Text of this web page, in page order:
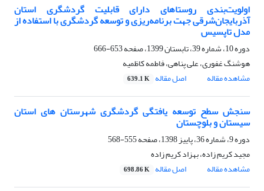
اولویت‌بندی روستاهای دارای قابلیت گردشگری استان
آذربایجان‌شرقی جهت برنامه‌ریزی و توسعه گردشگری با استفاده از
مدل تاپسیس
دوره 10، شماره 39، تابستان 1399، صفحه
653-666
هوشنگ غفوری، علی پناهی، فاطمه کاظمیه
مشاهده مقاله
اصل مقاله 639.1 K
سنجش سطح توسعه یافتگی گردشگری شهرستان های استان
سیستان و بلوچستان
دوره 9، شماره 36، پاییز 1398، صفحه
555-568
مجید کریم زاده، بهزاد کریم زاده
مشاهده مقاله
اصل مقاله 698.86 K